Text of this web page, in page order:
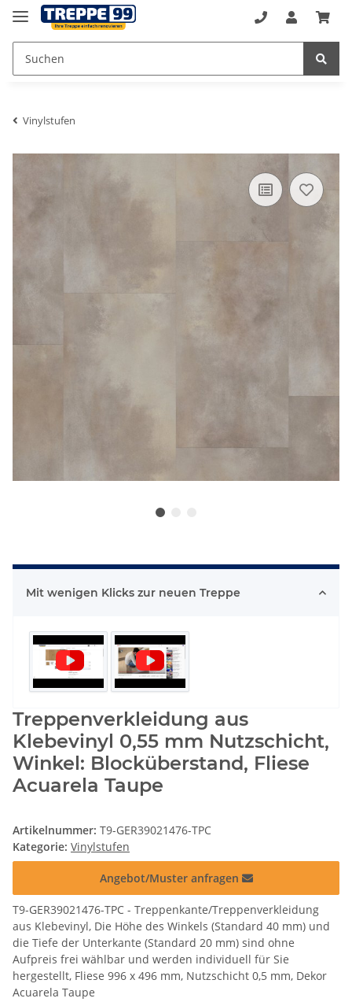
Vinylstufen
Mit wenigen Klicks zur neuen Treppe
Treppenverkleidung aus
Klebevinyl 0,55 mm Nutzschicht,
Winkel: Blocküberstand, Fliese
Acuarela Taupe
Artikelnummer: T9-GER39021476-TPC
Kategorie: Vinylstufen
Angebot/Muster anfragen
T9-GER39021476-TPC - Treppenkante/Treppenverkleidung
aus Klebevinyl, Die Höhe des Winkels (Standard 40 mm) und
die Tiefe der Unterkante (Standard 20 mm) sind ohne
Aufpreis frei wählbar und werden individuell für Sie
hergestellt, Fliese 996 x 496 mm, Nutzschicht 0,5 mm, Dekor
Acuarela Taupe